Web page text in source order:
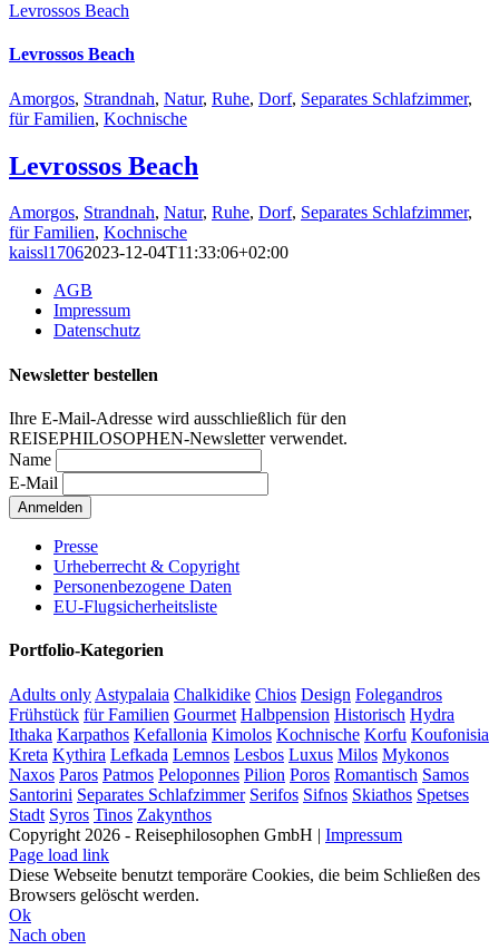
Levrossos Beach
Levrossos Beach
Amorgos, Strandnah, Natur, Ruhe, Dorf, Separates Schlafzimmer,
für Familien, Kochnische
Levrossos Beach
Amorgos, Strandnah, Natur, Ruhe, Dorf, Separates Schlafzimmer,
für Familien, Kochnische
kaissl17062023-12-04T11:33:06+02:00
AGB
Impressum
Datenschutz
Newsletter bestellen
Ihre E-Mail-Adresse wird ausschließlich für den
REISEPHILOSOPHEN-Newsletter verwendet.
Name
E-Mail
Presse
Urheberrecht & Copyright
Personenbezogene Daten
EU-Flugsicherheitsliste
Portfolio-Kategorien
Adults only Astypalaia Chalkidike Chios Design Folegandros
Frühstück für Familien Gourmet Halbpension Historisch Hydra
Ithaka Karpathos Kefallonia Kimolos Kochnische Korfu Koufonisia
Kreta Kythira Lefkada Lemnos Lesbos Luxus Milos Mykonos
Naxos Paros Patmos Peloponnes Pilion Poros Romantisch Samos
Santorini Separates Schlafzimmer Serifos Sifnos Skiathos Spetses
Stadt Syros Tinos Zakynthos
Copyright 2026 - Reisephilosophen GmbH | Impressum
Page load link
Diese Webseite benutzt temporäre Cookies, die beim Schließen des
Browsers gelöscht werden.
Ok
Nach oben